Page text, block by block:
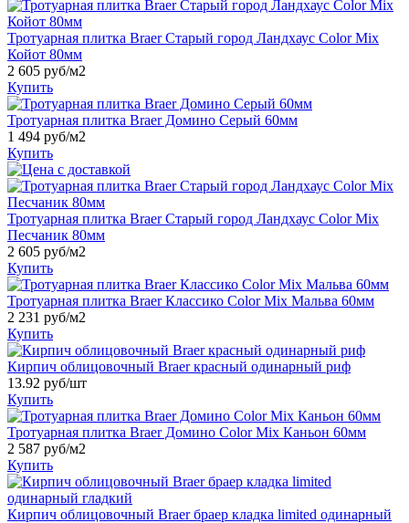
Тротуарная плитка Braer Старый город Ландхаус Color Mix
Койот 80мм
2 605 руб/м2
Купить
Тротуарная плитка Braer Домино Серый 60мм
1 494 руб/м2
Купить
Тротуарная плитка Braer Старый город Ландхаус Color Mix
Песчаник 80мм
2 605 руб/м2
Купить
Тротуарная плитка Braer Классико Color Mix Мальва 60мм
2 231 руб/м2
Купить
Кирпич облицовочный Braer красный одинарный риф
13.92 руб/шт
Купить
Тротуарная плитка Braer Домино Color Mix Каньон 60мм
2 587 руб/м2
Купить
Кирпич облицовочный Braer браер кладка limited одинарный